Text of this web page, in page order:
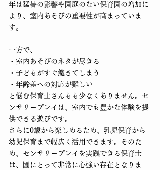
年は猛暑の影響や園庭のない保育園の増加に
より、室内あそびの重要性が高まっていま
す。
一方で、
・室内あそびのネタが尽きる
・子どもがすぐ飽きてしまう
・年齢差への対応が難しい
と悩む保育士さんもも少なくありません。セ
ンサリープレイは、室内でも豊かな体験を提
供できる遊びです。
さらに0歳から楽しめるため、乳児保育から
幼児保育まで幅広く活用できます。そのた
め、センサリープレイを実践できる保育士
は、園にとって非常に心強い存在となりま